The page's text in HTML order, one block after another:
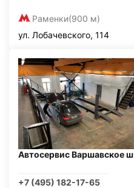
Раменки(900 м)
ул. Лобачевского, 114
Автосервис Варшавское ш
+7 (495) 182-17-65